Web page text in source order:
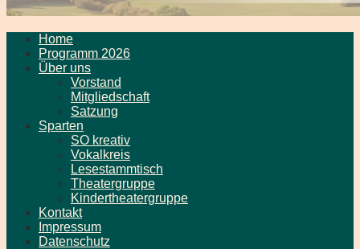
Home
Programm 2026
Über uns
Vorstand
Mitgliedschaft
Satzung
Sparten
SO kreativ
Vokalkreis
Lesestammtisch
Theatergruppe
Kindertheatergruppe
Kontakt
Impressum
Datenschutz